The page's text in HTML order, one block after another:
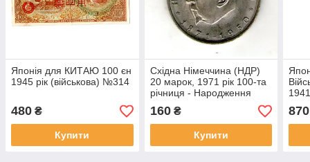
Японія для КИТАЮ 100 єн
1945 рік (військова) №314
480 ₴
Купити
Східна Німеччина (НДР)
20 марок, 1971 рік 100-та
річниця - Народження
Генріха Манна Мідь-цинк-
нікель, 16.5g, ø 33mm
№4212
160₴
Купити
870